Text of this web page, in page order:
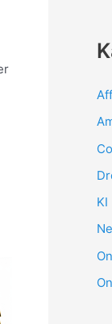
KI